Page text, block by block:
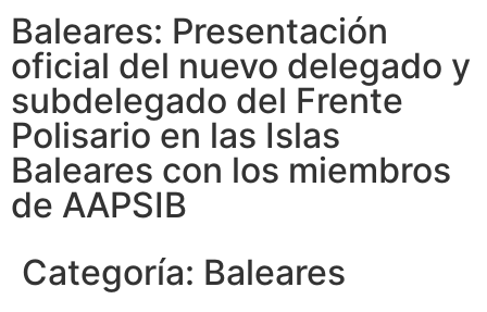
Baleares: Presentación
oficial del nuevo delegado y
subdelegado del Frente
Polisario en las Islas
Baleares con los miembros
de AAPSIB
Categoría: Baleares